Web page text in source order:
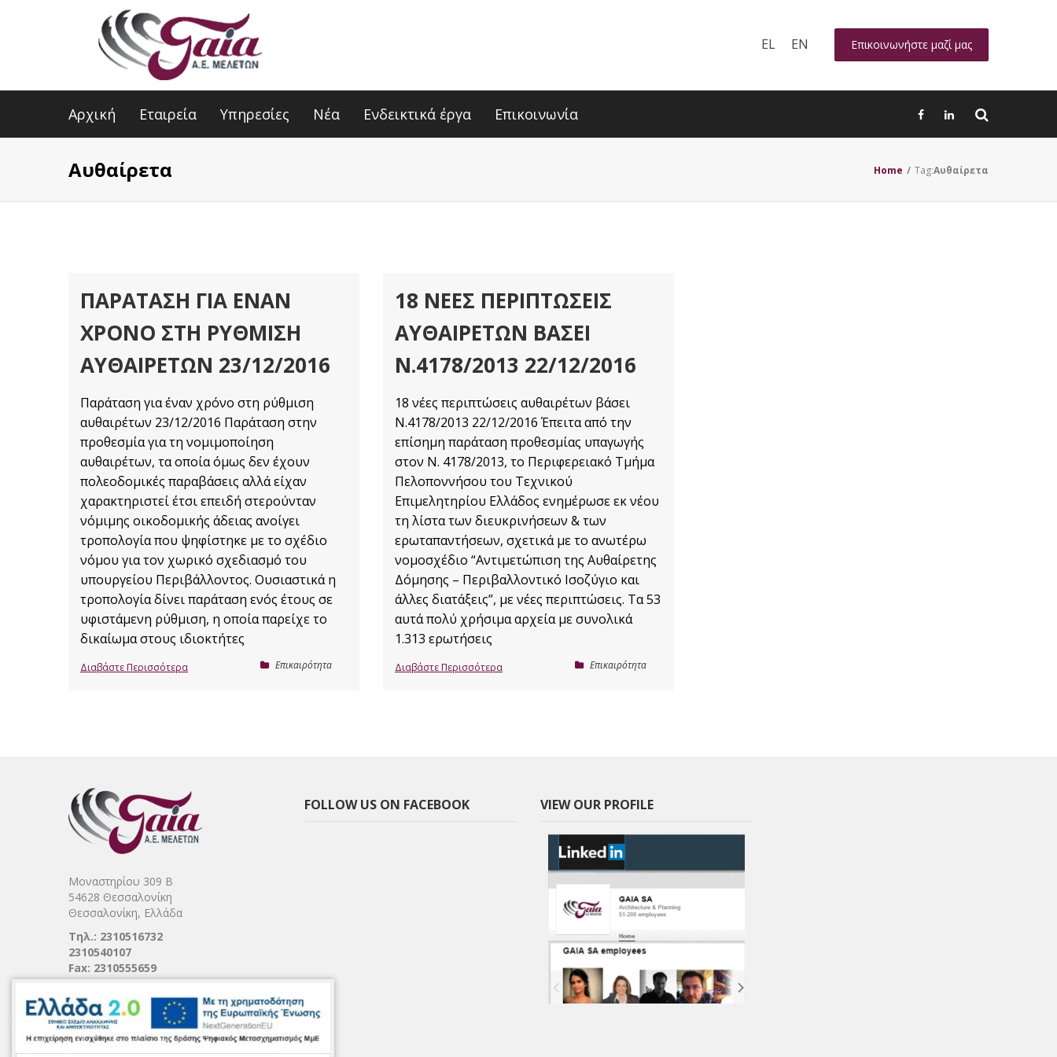
EL EN Επικοινωνήστε μαζί μας
Αρχική Εταιρεία Υπηρεσίες Νέα Ενδεικτικά έργα Επικοινωνία
Aυθαίρετα Home / Tag:Aυθαίρετα
ΠΑΡΆΤΑΣΗ ΓΙΑ ΈΝΑΝ
ΧΡΌΝΟ ΣΤΗ ΡΎΘΜΙΣΗ
ΑΥΘΑΙΡΈΤΩΝ 23/12/2016
Παράταση για έναν χρόνο στη ρύθμιση
αυθαιρέτων 23/12/2016 Παράταση στην
προθεσμία για τη νομιμοποίηση
αυθαιρέτων, τα οποία όμως δεν έχουν
πολεοδομικές παραβάσεις αλλά είχαν
χαρακτηριστεί έτσι επειδή στερούνταν
νόμιμης οικοδομικής άδειας ανοίγει
τροπολογία που ψηφίστηκε με το σχέδιο
νόμου για τον χωρικό σχεδιασμό του
υπουργείου Περιβάλλοντος. Ουσιαστικά η
τροπολογία δίνει παράταση ενός έτους σε
υφιστάμενη ρύθμιση, η οποία παρείχε το
δικαίωμα στους ιδιοκτήτες
Επικαιρότητα
Διαβάστε Περισσότερα
18 ΝΈΕΣ ΠΕΡΙΠΤΏΣΕΙΣ
ΑΥΘΑΙΡΈΤΩΝ ΒΆΣΕΙ
Ν.4178/2013 22/12/2016
18 νέες περιπτώσεις αυθαιρέτων βάσει
Ν.4178/2013 22/12/2016 Έπειτα από την
επίσημη παράταση προθεσμίας υπαγωγής
στον Ν. 4178/2013, το Περιφερειακό Τμήμα
Πελοποννήσου του Τεχνικού
Επιμελητηρίου Ελλάδος ενημέρωσε εκ νέου
τη λίστα των διευκρινήσεων & των
ερωταπαντήσεων, σχετικά με το ανωτέρω
νομοσχέδιο “Αντιμετώπιση της Αυθαίρετης
Δόμησης – Περιβαλλοντικό Ισοζύγιο και
άλλες διατάξεις”, με νέες περιπτώσεις. Τα 53
αυτά πολύ χρήσιμα αρχεία με συνολικά
1.313 ερωτήσεις
Επικαιρότητα
Διαβάστε Περισσότερα
Μοναστηρίου 309 Β
54628 Θεσσαλονίκη
Θεσσαλονίκη, Ελλάδα
Τηλ.: 2310516732
2310540107
Fax: 2310555659
FOLLOW US ON FACEBOOK VIEW OUR PROFILE